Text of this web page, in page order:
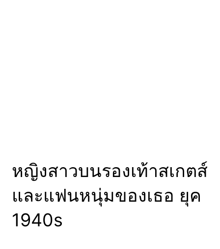
หญิงสาวบนรองเท้าสเกตส์
และแฟนหนุ่มของเธอ ยุค
1940s